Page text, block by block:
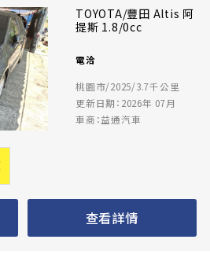
TOYOTA/豐田 Altis 阿
提斯 1.8/0cc
電洽
桃園市/2025/3.7千公里
更新日期：2026年 07月
車商：益通汽車
查看詳情